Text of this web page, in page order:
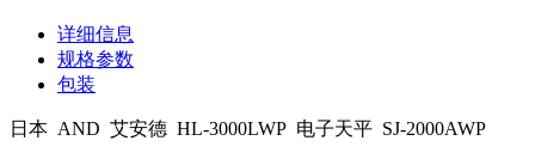
详细信息
规格参数
包装
日本 AND 艾安德 HL-3000LWP 电子天平 SJ-2000AWP